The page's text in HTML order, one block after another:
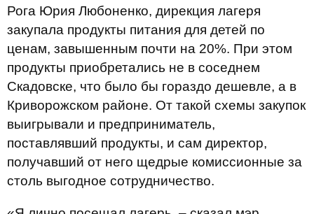
Рога Юрия Любоненко, дирекция лагеря
закупала продукты питания для детей по
ценам, завышенным почти на 20%. При этом
продукты приобретались не в соседнем
Скадовске, что было бы гораздо дешевле, а в
Криворожском районе. От такой схемы закупок
выигрывали и предприниматель,
поставлявший продукты, и сам директор,
получавший от него щедрые комиссионные за
столь выгодное сотрудничество.